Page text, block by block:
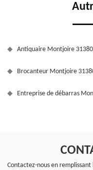
Antiquaire Montjoire 31380
Brocanteur Montjoire
Entreprise de débarras
Contactez-nous en